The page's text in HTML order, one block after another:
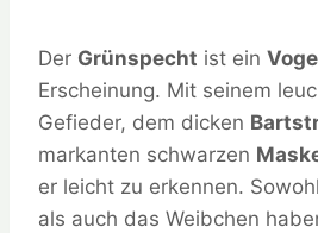
Der Grünspecht ist ein
Erscheinung. Mit seinem
Gefieder, dem dicken
markanten schwarzen
er leicht zu erkennen.
als auch das Weibchen